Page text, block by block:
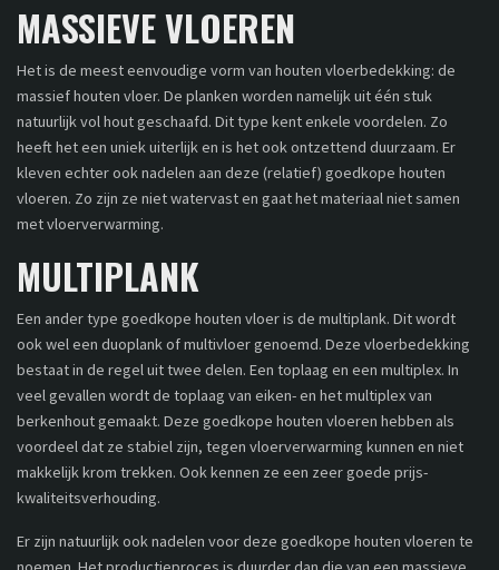
MASSIEVE VLOEREN
Het is de meest eenvoudige vorm van houten vloerbedekking: de
massief houten vloer. De planken worden namelijk uit één stuk
natuurlijk vol hout geschaafd. Dit type kent enkele voordelen. Zo
heeft het een uniek uiterlijk en is het ook ontzettend duurzaam. Er
kleven echter ook nadelen aan deze (relatief) goedkope houten
vloeren. Zo zijn ze niet watervast en gaat het materiaal niet samen
met vloerverwarming.
MULTIPLANK
Een ander type goedkope houten vloer is de multiplank. Dit wordt
ook wel een duoplank of multivloer genoemd. Deze vloerbedekking
bestaat in de regel uit twee delen. Een toplaag en een multiplex. In
veel gevallen wordt de toplaag van eiken- en het multiplex van
berkenhout gemaakt. Deze goedkope houten vloeren hebben als
voordeel dat ze stabiel zijn, tegen vloerverwarming kunnen en niet
makkelijk krom trekken. Ook kennen ze een zeer goede prijs-
kwaliteitsverhouding.
Er zijn natuurlijk ook nadelen voor deze goedkope houten vloeren te